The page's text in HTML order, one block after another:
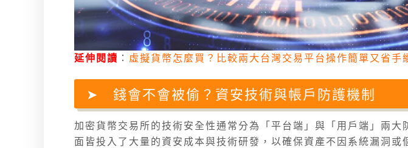
延伸閱讀 ： 虛擬貨幣怎麼買？比較兩大台灣交易平台操作簡單又省手
錢會不會被偷？資安技術與帳戶防護機制
加密貨幣交易所的技術安全性通常分為「平台端」與「用戶端」兩
面皆投入了大量的資安成本與技術研發，以確保資產不因系統漏洞或